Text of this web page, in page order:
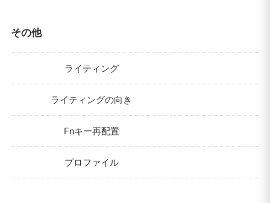
その他
ライティング
ライティングの向き
Fnキー再配置
プロファイル